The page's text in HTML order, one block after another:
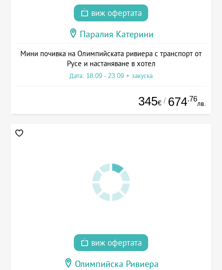
виж офертата
Паралия Катерини
Мини почивка на Олимпийската ривиера с транспорт от
Русе и настаняване в хотел
Дата: 18.09 - 23.09 + закуска
345€ / 674.76
лв.
виж офертата
Олимпийска Ривиера